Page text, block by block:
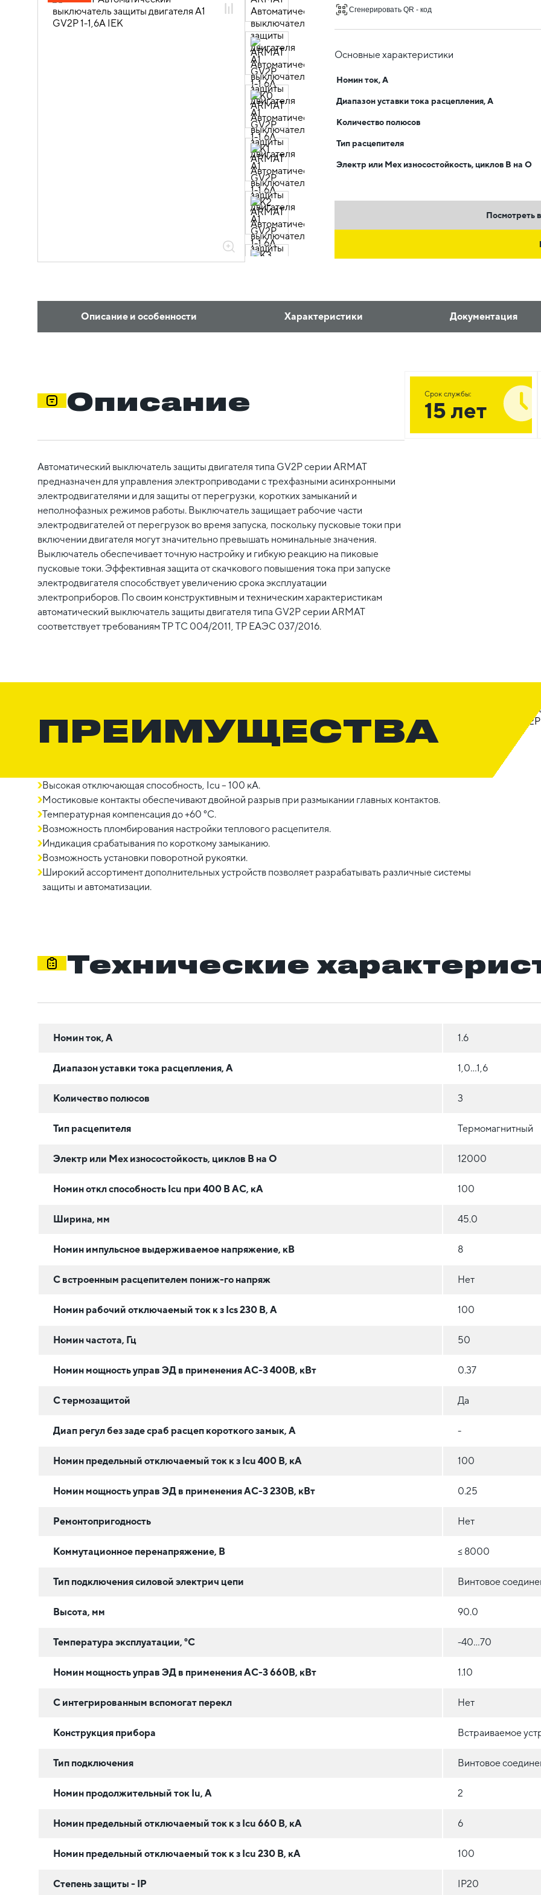
07.03.02.01 Автоматы защиты
двигателя
Сгенерировать QR - код
Основные характеристики
Номин ток, А
Диапазон уставки тока расцепления, А
Количество полюсов
Тип расцепителя
Электр или Мех износостойкость, циклов В на О
Посмотреть
Описание и особенности Характеристики Документация
Описание
Автоматический выключатель защиты двигателя типа GV2P серии ARMAT
предназначен для управления электроприводами с трехфазными асинхронными
электродвигателями и для защиты от перегрузки, коротких замыканий и
неполнофазных режимов работы. Выключатель защищает рабочие части
электродвигателей от перегрузок во время запуска, поскольку пусковые токи при
включении двигателя могут значительно превышать номинальные значения.
Выключатель обеспечивает точную настройку и гибкую реакцию на пиковые
пусковые токи. Эффективная защита от скачкового повышения тока при запуске
электродвигателя способствует увеличению срока эксплуатации
электроприборов. По своим конструктивным и техническим характеристикам
автоматический выключатель защиты двигателя типа GV2P серии ARMAT
соответствует требованиям ТР ТС 004/2011, ТР ЕАЭС 037/2016.
Срок службы:
15 лет
ПРЕИМУЩЕСТВА
Высокая отключающая способность, Icu – 100 кА.
Мостиковые контакты обеспечивают двойной разрыв при размыкании главных контактов.
Температурная компенсация до +60 °С.
Возможность пломбирования настройки теплового расцепителя.
Индикация срабатывания по короткому замыканию.
Возможность установки поворотной рукоятки.
Широкий ассортимент дополнительных устройств позволяет разрабатывать различные системы
защиты и автоматизации.
Технические
Номин ток, А 1.6
Диапазон уставки тока расцепления, А 1,0...1,6
Количество полюсов 3
Тип расцепителя Термомагнитный
Электр или Мех износостойкость, циклов В на О 12000
Номин откл способность Icu при 400 В AC, кА 100
Ширина, мм 45.0
Номин импульсное выдерживаемое напряжение, кВ 8
С встроенным расцепителем пониж-го напряж Нет
Номин рабочий отключаемый ток к з Iсs 230 В, А 100
Номин частота, Гц 50
Номин мощность управ ЭД в применения АС-3 400В, кВт 0.37
С термозащитой Да
Диап регул без заде сраб расцеп короткого замык, А -
Номин предельный отключаемый ток к з Iсu 400 В, кА 100
Номин мощность управ ЭД в применения АС-3 230В, кВт 0.25
Ремонтопригодность Нет
Коммутационное перенапряжение, В ≤ 8000
Тип подключения силовой электрич цепи Винтовое
Высота, мм 90.0
Температура эксплуатации, °C -40…70
Номин мощность управ ЭД в применения АС-3 660В, кВт 1.10
С интегрированным вспомогат перекл Нет
Конструкция прибора Встраиваемое
Тип подключения Винтовое
Номин продолжительный ток Iu, А 2
Номин предельный отключаемый ток к з Iсu 660 В, кА 6
Номин предельный отключаемый ток к з Iсu 230 В, кА 100
Степень защиты - IP IP20